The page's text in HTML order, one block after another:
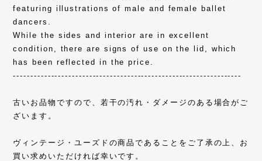
featuring illustrations of male and female ballet
dancers.
While the sides and interior are in excellent
condition, there are signs of use on the lid, which
has been reflected in the price.
------------------------------------------------------------------
古いお品物ですので、若干の汚れ・ダメージのある場合がご
ざいます。
ヴィンテージ・ユーズドの商品であることをご了承の上、お
買い求めいただければ幸いです。